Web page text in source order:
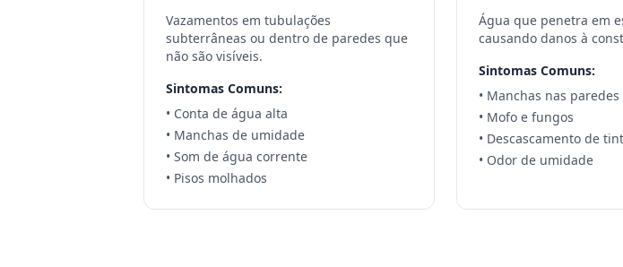
Vazamentos em tubulações
subterrâneas ou dentro de paredes que
não são visíveis.
Sintomas Comuns:
• Conta de água alta
• Manchas de umidade
• Som de água corrente
• Pisos molhados
Água que penetra em
causando danos à
Sintomas Comuns:
• Manchas nas paredes
• Mofo e fungos
• Descascamento de
• Odor de umidade